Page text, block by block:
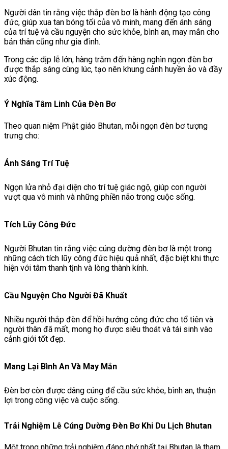
Người dân tin rằng việc thắp đèn bơ là hành động tạo công
đức, giúp xua tan bóng tối của vô minh, mang đến ánh sáng
của trí tuệ và cầu nguyện cho sức khỏe, bình an, may mắn cho
bản thân cũng như gia đình.
Trong các dịp lễ lớn, hàng trăm đến hàng nghìn ngọn đèn bơ
được thắp sáng cùng lúc, tạo nên khung cảnh huyền ảo và đầy
xúc động.
Ý Nghĩa Tâm Linh Của Đèn Bơ
Theo quan niệm Phật giáo Bhutan, mỗi ngọn đèn bơ tượng
trưng cho:
Ánh Sáng Trí Tuệ
Ngọn lửa nhỏ đại diện cho trí tuệ giác ngộ, giúp con người
vượt qua vô minh và những phiền não trong cuộc sống.
Tích Lũy Công Đức
Người Bhutan tin rằng việc cúng dường đèn bơ là một trong
những cách tích lũy công đức hiệu quả nhất, đặc biệt khi thực
hiện với tâm thanh tịnh và lòng thành kính.
Cầu Nguyện Cho Người Đã Khuất
Nhiều người thắp đèn để hồi hướng công đức cho tổ tiên và
người thân đã mất, mong họ được siêu thoát và tái sinh vào
cảnh giới tốt đẹp.
Mang Lại Bình An Và May Mắn
Đèn bơ còn được dâng cúng để cầu sức khỏe, bình an, thuận
lợi trong công việc và cuộc sống.
Trải Nghiệm Lễ Cúng Dường Đèn Bơ Khi Du Lịch Bhutan